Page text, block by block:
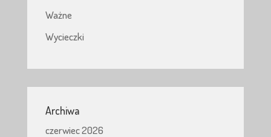
Ważne
Wycieczki
Archiwa
czerwiec 2026